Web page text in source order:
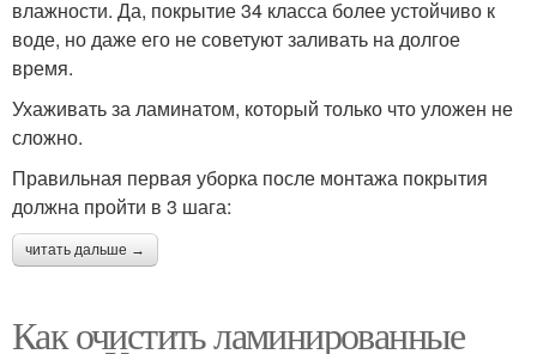
влажности. Да, покрытие 34 класса более устойчиво к
воде, но даже его не советуют заливать на долгое
время.
Ухаживать за ламинатом, который только что уложен не
сложно.
Правильная первая уборка после монтажа покрытия
должна пройти в 3 шага:
читать дальше →
Как очистить ламинированные